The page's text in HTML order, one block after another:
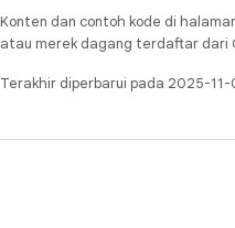
Konten dan contoh kode di
atau merek dagang terdaftar dari
Terakhir diperbarui pada 2025-11-